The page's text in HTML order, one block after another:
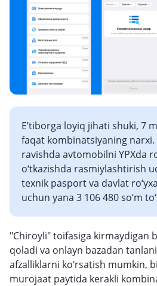
E’tiborga loyiq jihati shuki, 7
faqat kombinatsiyaning narxi.
ravishda avtomobilni YPXda
o‘tkazishda rasmiylashtirish
texnik pasport va davlat
uchun yana 3 106 480 so‘m
"Chiroyli" toifasiga kirmaydigan
qoladi va onlayn bazadan
afzalliklarni ko‘rsatish mumkin,
murojaat paytida kerakli